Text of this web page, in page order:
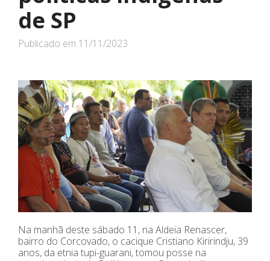
de SP
Publicado em 11/11/2023
Na manhã deste sábado 11, na Aldeia Renascer,
bairro do Corcovado, o cacique Cristiano Kiririndju, 39
anos, da etnia tupi-guarani, tomou posse na